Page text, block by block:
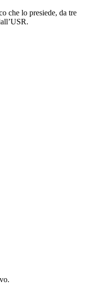
che lo presiede, da tre